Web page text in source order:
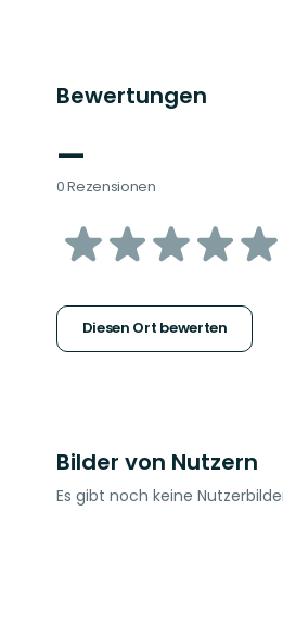
Bewertungen
—
0 Rezensionen
von
Sternen
Diesen Ort bewerten
Bilder von Nutzern
Es gibt noch keine